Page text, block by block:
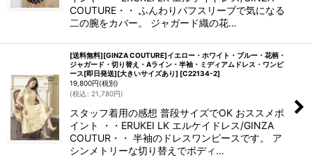
COUTURE・・ ふんわりパフスリーブで気になる
二の腕をカバー。 ジャガード織の花…
[送料無料][GINZA COUTURE]イエロー・ホワイト・ブルー・花柄・
ジャガード・切り替え・Aライン・半袖・ミディアムドレス・ワンピ
ース[即日発送][大きいサイズあり] [C22134-2]
19,800円(税別)
(税込 : 21,780円)
スタッフ着用の感想 普段サイズでOK おススメポ
イント ・・ERUKEI LK エルケイドレス/GINZA
COUTUR・・ 半袖のドレスワンピースです。 ア
シンメトリーな切り替えでボディ…